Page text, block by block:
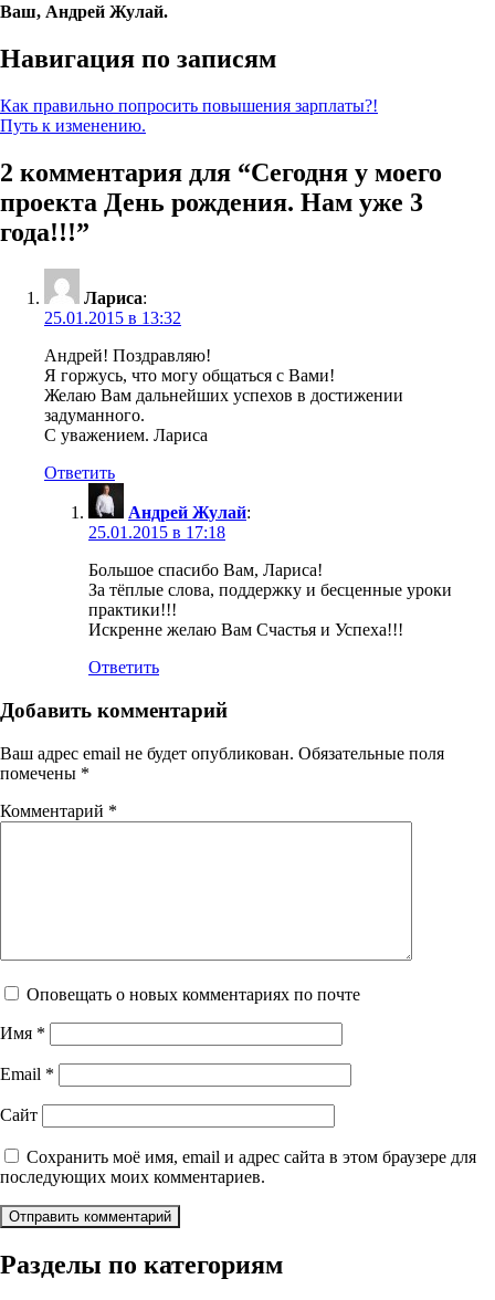
Ваш, Андрей Жулай.
Навигация по записям
Как правильно попросить повышения зарплаты?!
Путь к изменению.
2 комментария для “Сегодня у моего
проекта День рождения. Нам уже 3
года!!!”
Лариса:
25.01.2015 в 13:32
Андрей! Поздравляю!
Я горжусь, что могу общаться с Вами!
Желаю Вам дальнейших успехов в достижении
задуманного.
С уважением. Лариса
Ответить
Андрей Жулай:
25.01.2015 в 17:18
Большое спасибо Вам, Лариса!
За тёплые слова, поддержку и бесценные уроки
практики!!!
Искренне желаю Вам Счастья и Успеха!!!
Ответить
Добавить комментарий
Ваш адрес email не будет опубликован. Обязательные поля
помечены *
Комментарий *
Оповещать о новых комментариях по почте
Имя *
Email *
Сайт
Сохранить моё имя, email и адрес сайта в этом браузере для
последующих моих комментариев.
Разделы по категориям